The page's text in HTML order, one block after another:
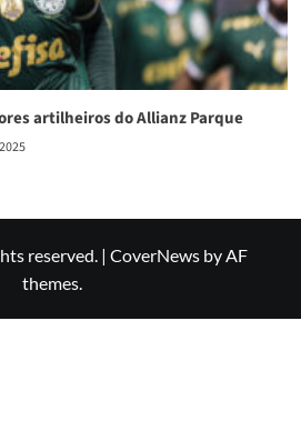
artilheiros do Allianz Parque
reserved. | CoverNews by AF
themes.